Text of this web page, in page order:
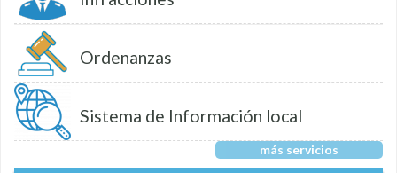
Ordenanzas
Sistema de Información local
más servicios